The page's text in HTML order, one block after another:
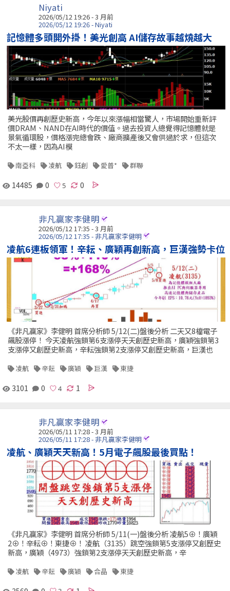
Niyati
2026/05/12 19:26 - 3 月前
2026/05/12 19:26 - Niyati
記憶體多頭開外掛！美光創高 AI儲存故事越燒越大
美光股價再創歷史新高，今年以來漲幅相當驚人，市場開始重新評
價DRAM、NAND在AI時代的價值。過去投資人總覺得記憶體就是
景氣循環股，價格漲完總會跌、廠商擴產後又會供過於求，但這次
不太一樣，因為AI模
南亞科 凌航 鈺創 愛普* 群聯
14485 0 0
非凡贏家李健明
2026/05/12 17:35 - 3 月前
2026/05/12 17:35 - 非凡贏家李健明
凌航6連板領軍！辛耘、廣穎再創新高，巨漢強勢卡位
《非凡贏家》李健明 首席分析師 5/12(二)盤後分析 二天又8檔電子
飆股漲停！ 今天凌航強鎖第6支漲停天天創歷史新高，廣穎強鎖第3
支漲停又創歷史新高，辛耘強鎖第2支漲停又創歷史新高，巨漢也
凌航 辛耘 廣穎 巨漢 東捷
3101 0 1
非凡贏家李健明
2026/05/11 17:28 - 3 月前
2026/05/11 17:28 - 非凡贏家李健明
凌航、廣穎天天新高！5月電子飆股最後買點！
《非凡贏家》李健明 首席分析師 5/11(一)盤後分析 凌航5⊕！廣穎
2⊕！辛耘⊕！東捷⊕！ 凌航（3135）跳空強鎖第5支漲停又創歷史
新高，廣穎（4973）強鎖第2支漲停天天創歷史新高，辛
凌航 辛耘 廣穎 合晶 東捷